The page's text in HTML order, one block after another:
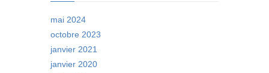
mai 2024
octobre 2023
janvier 2021
janvier 2020